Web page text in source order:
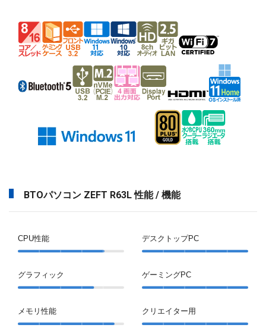
BTOパソコン ZEFT R63L 性能 / 機能
CPU性能
グラフィック
メモリ性能
デスクトップPC
ゲーミングPC
クリエイター用